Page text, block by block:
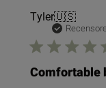
Tyler🇺🇸
Comfortable